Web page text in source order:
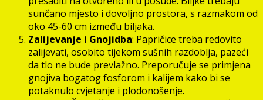
sunčano mjesto i dovoljno prostora, s razmakom od
oko 45-60 cm između biljaka.
Zalijevanje i Gnojidba: Papričice treba redovito
zalijevati, osobito tijekom sušnih razdoblja, pazeći
da tlo ne bude prevlažno. Preporučuje se primjena
gnojiva bogatog fosforom i kalijem kako bi se
potaknulo cvjetanje i plodonošenje.